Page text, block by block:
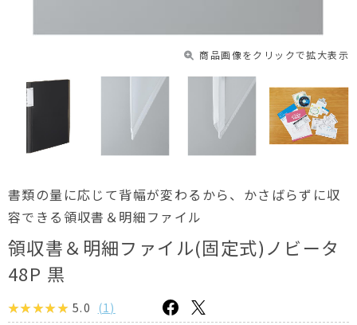
商品画像をクリックで拡大表示
書類の量に応じて背幅が変わるから、かさばらずに収
容できる領収書＆明細ファイル
領収書＆明細ファイル(固定式)ノビータ
48P 黒
5.0 (1 )